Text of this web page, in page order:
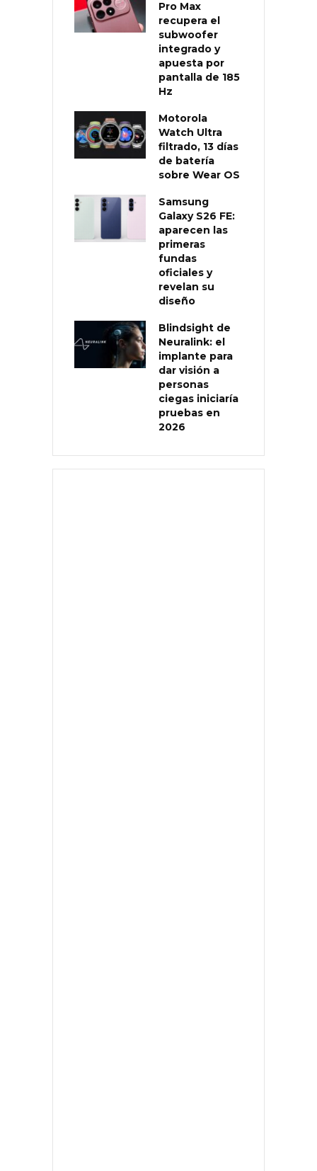
Pro Max
recupera el
subwoofer
integrado y
apuesta por
pantalla de 185
Hz
Motorola
Watch Ultra
filtrado, 13 días
de batería
sobre Wear OS
Samsung
Galaxy S26 FE:
aparecen las
primeras
fundas
oficiales y
revelan su
diseño
Blindsight de
Neuralink: el
implante para
dar visión a
personas
ciegas iniciaría
pruebas en
2026